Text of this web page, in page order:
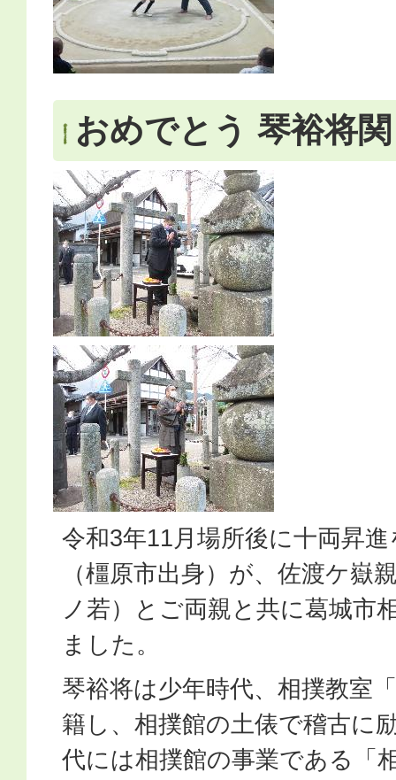
おめでとう 琴裕将関
令和3年11月場所後に十両昇
（橿原市出身）が、佐渡ケ嶽
ノ若）とご両親と共に葛城市
ました。
琴裕将は少年時代、相撲教室
籍し、相撲館の土俵で稽古に
代には相撲館の事業である「